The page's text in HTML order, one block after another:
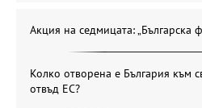
Акция на седмицата: „Българска
Колко отворена е България към
отвъд ЕС?